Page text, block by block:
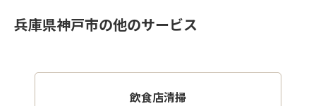
兵庫県神戸市の他のサービス
飲食店清掃